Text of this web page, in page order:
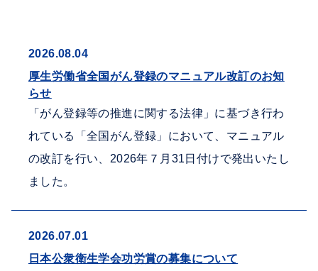
2026.08.04
厚生労働省全国がん登録のマニュアル改訂のお知
らせ
「がん登録等の推進に関する法律」に基づき行わ
れている「全国がん登録」において、マニュアル
の改訂を行い、2026年７月31日付けで発出いたし
ました。
2026.07.01
日本公衆衛生学会功労賞の募集について